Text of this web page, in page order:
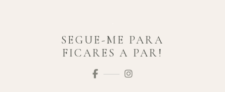
SEGUE-ME PARA
FICARES A PAR!